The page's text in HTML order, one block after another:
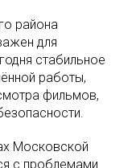
района
для
стабильное
работы,
фильмов,
Московской
с проблемами